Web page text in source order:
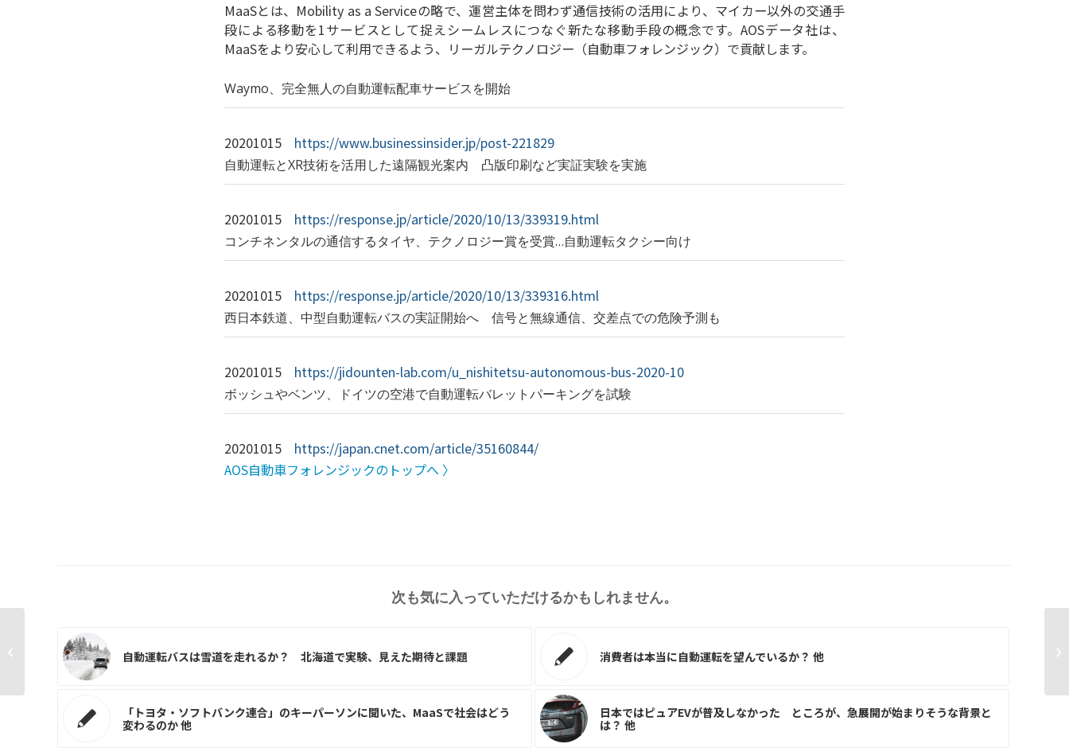
MaaSとは、Mobility as a Serviceの略で、運営主体を問わず通信技術の活用により、マイカー以外の交通手
段による移動を1サービスとして捉えシームレスにつなぐ新たな移動手段の概念です。AOSデータ社は、
MaaSをより安心して利用できるよう、リーガルテクノロジー（自動車フォレンジック）で貢献します。
Waymo、完全無人の自動運転配車サービスを開始
20201015 https://www.businessinsider.jp/post-221829
自動運転とXR技術を活用した遠隔観光案内 凸版印刷など実証実験を実施
20201015 https://response.jp/article/2020/10/13/339319.html
コンチネンタルの通信するタイヤ、テクノロジー賞を受賞…自動運転タクシー向け
20201015 https://response.jp/article/2020/10/13/339316.html
西日本鉄道、中型自動運転バスの実証開始へ 信号と無線通信、交差点での危険予測も
20201015 https://jidounten-lab.com/u_nishitetsu-autonomous-bus-2020-10
ボッシュやベンツ、ドイツの空港で自動運転バレットパーキングを試験
20201015
https://japan.cnet.com/article/35160844/
AOS自動車フォレンジックのトップへ 〉
次も気に入っていただけるかもしれません。
自動運転バスは雪道を走れるか？ 北海道で実験、見えた期待と課題 消費者は本当に自動運転を望んでいるか？ 他
「トヨタ・ソフトバンク連合」のキーパーソンに聞いた、MaaSで社会はどう
変わるのか 他
日本ではピュアEVが普及しなかった ところが、急展開が始まりそうな背景と
は？ 他
あいおいニッセイ同和損保 電磁誘
導線による自動運転車に保険を提供...